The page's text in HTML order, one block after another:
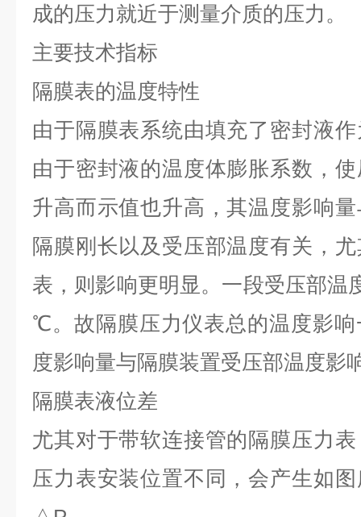
成的压力就近于测量介质的压力。
主要技术指标
隔膜表的温度特性
由于隔膜表系统由填充了密封液
由于密封液的温度体膨胀系数，
升高而示值也升高，其温度影响
隔膜刚长以及受压部温度有关，
表，则影响更明显。一段受压部温
℃。故隔膜压力仪表总的温度影
度影响量与隔膜装置受压部温度影
隔膜表液位差
尤其对于带软连接管的隔膜压力
压力表安装位置不同，会产生如